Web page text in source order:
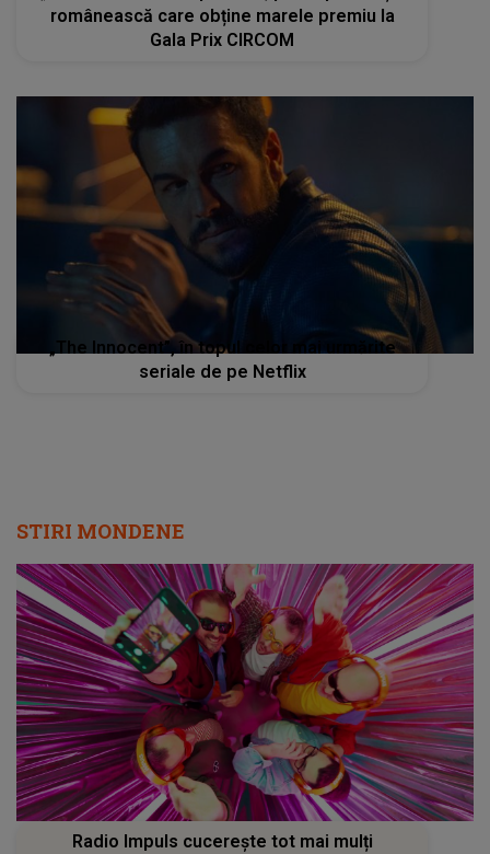
românească care obține marele premiu la
Gala Prix CIRCOM
„The Innocent”, în topul celor mai urmărite
seriale de pe Netflix
STIRI MONDENE
Radio Impuls cucerește tot mai mulți